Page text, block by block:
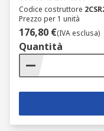
Codice costruttore
Prezzo per 1 unità
176,80 €(IVA esclusa)
Quantità